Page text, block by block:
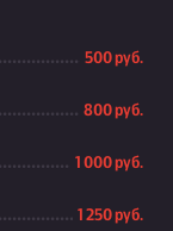
500 руб.
800 руб.
1 000 руб.
1 250 руб.